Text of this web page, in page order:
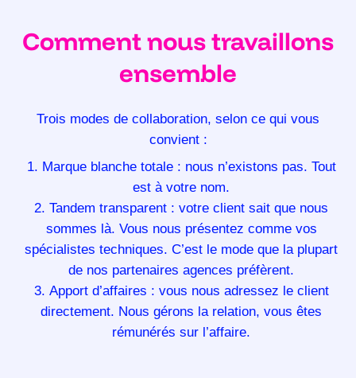
Comment nous travaillons
ensemble
Trois modes de collaboration, selon ce qui vous
convient :
Marque blanche totale : nous n’existons pas. Tout
est à votre nom.
Tandem transparent : votre client sait que nous
sommes là. Vous nous présentez comme vos
spécialistes techniques. C’est le mode que la plupart
de nos partenaires agences préfèrent.
Apport d’affaires : vous nous adressez le client
directement. Nous gérons la relation, vous êtes
rémunérés sur l’affaire.